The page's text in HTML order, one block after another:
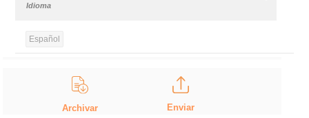
Idioma
Español
Archivar Enviar